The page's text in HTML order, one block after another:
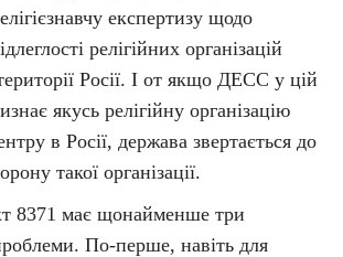
експертизу щодо
релігійних організацій
Росії. І от якщо ДЕСС у цій
якусь релігійну організацію
в Росії, держава звертається до
такої організації.
8371 має щонайменше три
По-перше, навіть для